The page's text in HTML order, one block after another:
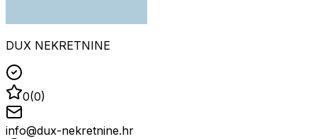
DUX NEKRETNINE
0(0)
info@dux-nekretnine.hr